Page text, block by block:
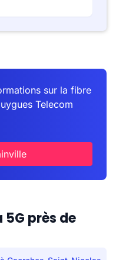
sur la fibre
Telecom
5G près de